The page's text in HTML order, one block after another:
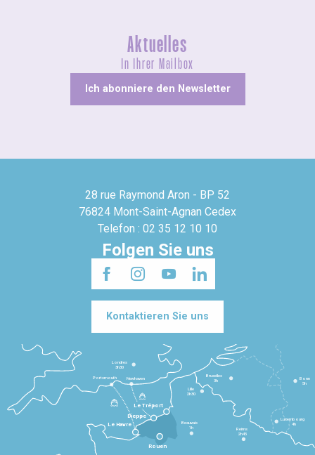
Aktuelles
In Ihrer Mailbox
Ich abonniere den Newsletter
28 rue Raymond Aron - BP 52
76824 Mont-Saint-Agnan Cedex
Telefon : 02 35 12 10 10
Folgen Sie uns
Kontaktieren Sie uns
Le Havre
Dieppe
Le Tréport
Beauvais
1h
Reims
2h45
Lille
2h30
Bruxelles
3h
Londres
3h30
Newhaven
Portsmouth
Bonn
5h
Luxembourg
4h
Rouen